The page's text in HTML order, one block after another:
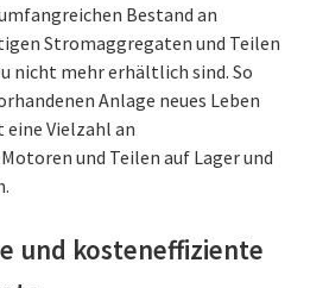
Bestand an
Stromaggregaten und Teilen
nicht mehr erhältlich sind. So
Anlage neues Leben
eine Vielzahl an
und Teilen auf Lager und
und kosteneffiziente